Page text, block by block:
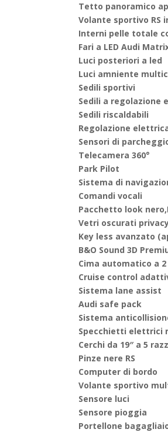
Tetto panoramico
Volante sportivo RS
Interni pelle totale
Fari a LED Audi
Luci posteriori a led
Luci amniente
Sedili sportivi
Sedili a regolazione
Sedili riscaldabili
Regolazione
Sensori di
Telecamera 360°
Park Pilot
Sistema di
Comandi vocali
Pacchetto look
Vetri oscurati
Key less avanzato
B&O Sound 3D
Cima automatico a 2
Cruise control
Sistema lane assist
Audi safe pack
Sistema
Specchietti elettrici
Cerchi da 19″ a 5
Pinze nere RS
Computer di bordo
Volante sportivo
Sensore luci
Sensore pioggia
Portellone